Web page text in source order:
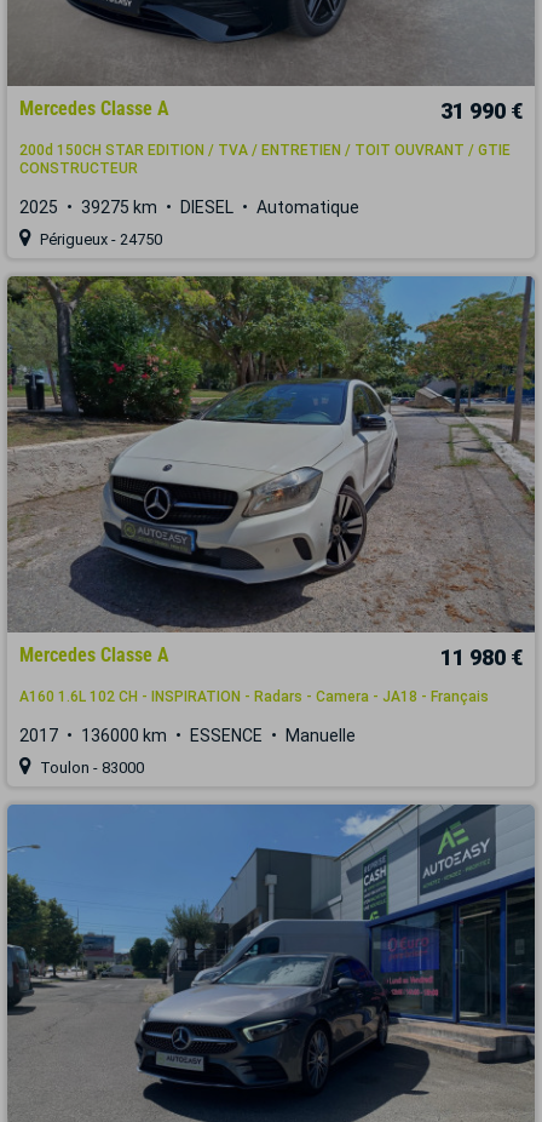
Mercedes Classe A 31 990 €
200d 150CH STAR EDITION / TVA / ENTRETIEN / TOIT OUVRANT / GTIE
CONSTRUCTEUR
2025 39275 km DIESEL Automatique
Périgueux - 24750
Mercedes Classe A 11 980 €
A160 1.6L 102 CH - INSPIRATION - Radars - Camera - JA18 - Français
2017 136000 km ESSENCE Manuelle
Toulon - 83000